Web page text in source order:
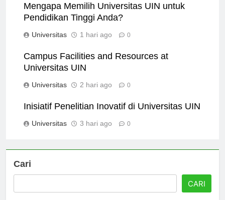
Mengapa Memilih Universitas UIN untuk
Pendidikan Tinggi Anda?
Universitas 1 hari ago 0
Campus Facilities and Resources at
Universitas UIN
Universitas 2 hari ago 0
Inisiatif Penelitian Inovatif di Universitas UIN
Universitas 3 hari ago 0
Cari
CARI